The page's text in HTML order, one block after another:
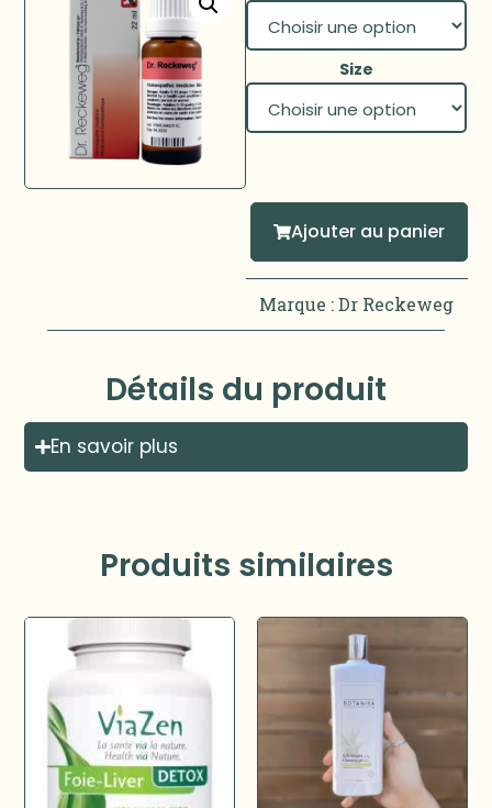
Size
Ajouter au panier
Marque :Dr Reckeweg
Détails du produit
En savoir plus
Produits similaires